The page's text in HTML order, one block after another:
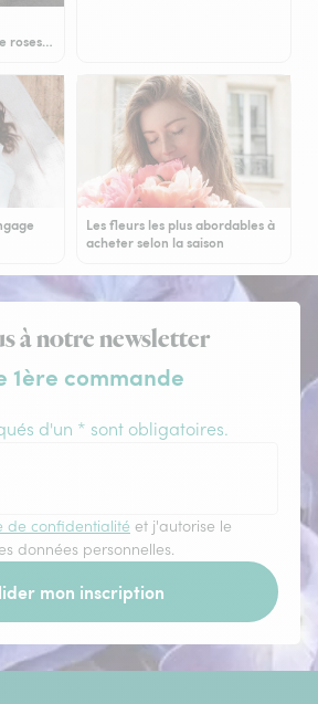
roses…
Les fleurs les plus abordables à
acheter selon la saison
à notre newsletter
commande
d'un * sont obligatoires.
de confidentialité et j'autorise le
données personnelles.
mon inscription